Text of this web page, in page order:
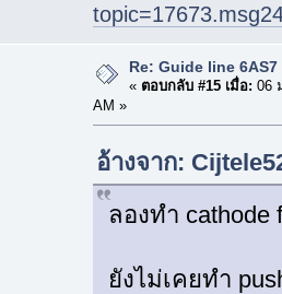
Re: Guide line
« ตอบกลับ #15 เมื่อ: 06
AM »
อ้างจาก:
ลองทำ cathode
ยังไม่เคยทำ